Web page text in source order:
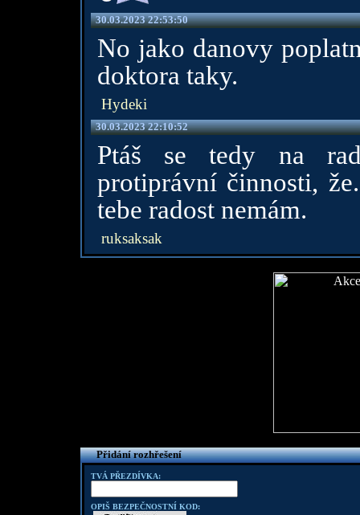
30.03.2023 22:53:50
No jako danovy
doktora taky.
Hydeki
30.03.2023 22:10:52
Ptáš se tedy na
protiprávní činnosti,
tebe radost nemám.
ruksaksak
Přidání rozhřešení
TVÁ PŘEZDÍVKA:
OPIŠ BEZPEČNOSTNÍ KOD: